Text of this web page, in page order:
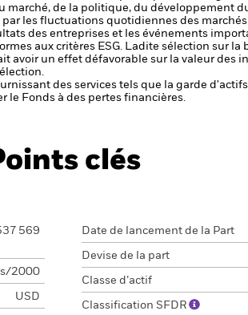
marché, de la politique, du développement
les fluctuations quotidiennes des
des entreprises et les événements
aux critères ESG. Ladite sélection sur la
avoir un effet défavorable sur la valeur des
des services tels que la garde
le Fonds à des pertes financières.
clés
569
2000
USD
Date de lancement de la Part
Devise de la part
Classe d’actif
Classification SFDR